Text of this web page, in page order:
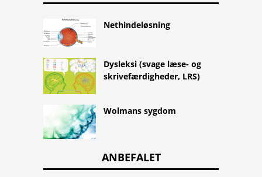
Nethindeløsning
Dysleksi (svage læse- og
skrivefærdigheder, LRS)
Wolmans sygdom
ANBEFALET